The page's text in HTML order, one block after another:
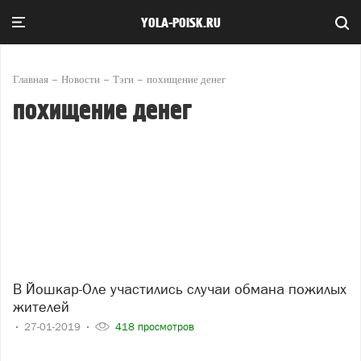
YOLA-POISK.RU
Главная Новости Тэги похищение денег
похищение денег
В Йошкар-Оле участились случаи обмана пожилых
жителей
27-01-2019 418 просмотров